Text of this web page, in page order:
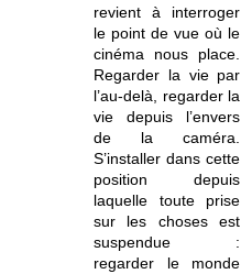
revient à interroger
le point de vue où le
cinéma nous place.
Regarder la vie par
l’au-delà, regarder la
vie depuis l’envers
de la caméra.
S’installer dans cette
position depuis
laquelle toute prise
sur les choses est
suspendue :
regarder le monde